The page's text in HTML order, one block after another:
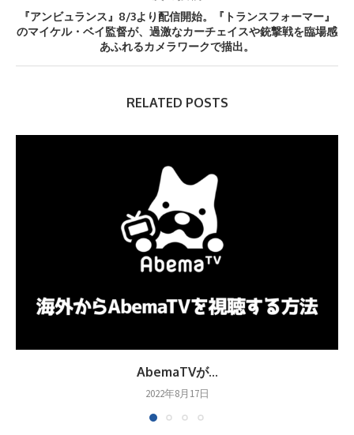
『アンビュランス』8/3より配信開始。『トランスフォーマー』
のマイケル・ベイ監督が、過激なカーチェイスや銃撃戦を臨場感
あふれるカメラワークで描出。
RELATED POSTS
AbemaTVが...
2022年8月17日